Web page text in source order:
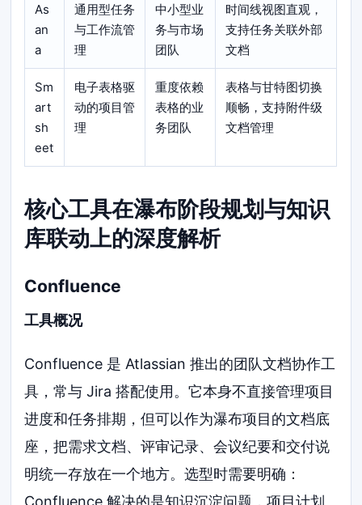
As
an
a
通用型任务
与工作流管
理
中小型业
务与市场
团队
时间线视图直观，
支持任务关联外部
文档
Sm
art
sh
eet
电子表格驱
动的项目管
理
重度依赖
表格的业
务团队
表格与甘特图切换
顺畅，支持附件级
文档管理
核心工具在瀑布阶段规划与知识
库联动上的深度解析
Confluence
工具概况
Confluence 是 Atlassian 推出的团队文档协作工
具，常与 Jira 搭配使用。它本身不直接管理项目
进度和任务排期，但可以作为瀑布项目的文档底
座，把需求文档、评审记录、会议纪要和交付说
明统一存放在一个地方。选型时需要明确：
Confluence 解决的是知识沉淀问题，项目计划